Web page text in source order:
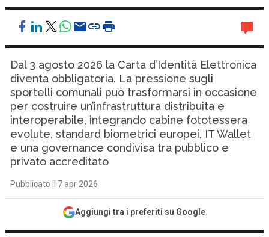
Dal 3 agosto 2026 la Carta d’Identità Elettronica
diventa obbligatoria. La pressione sugli
sportelli comunali può trasformarsi in occasione
per costruire un’infrastruttura distribuita e
interoperabile, integrando cabine fototessera
evolute, standard biometrici europei, IT Wallet
e una governance condivisa tra pubblico e
privato accreditato
Pubblicato il 7 apr 2026
Aggiungi tra i preferiti su Google